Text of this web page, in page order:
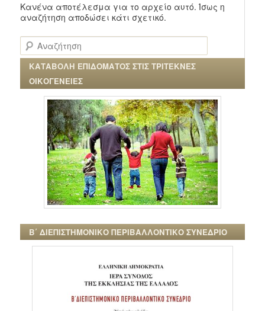
Κανένα αποτέλεσμα για το αρχείο αυτό. Ίσως η
αναζήτηση αποδώσει κάτι σχετικό.
Αναζήτηση
ΚΑΤΑΒΟΛΗ ΕΠΙΔΟΜΑΤΟΣ ΣΤΙΣ ΤΡΙΤΕΚΝΕΣ
ΟΙΚΟΓΕΝΕΙΕΣ
Β΄ ΔΙΕΠΙΣΤΗΜΟΝΙΚΟ ΠΕΡΙΒΑΛΛΟΝΤΙΚΟ ΣΥΝΕΔΡΙΟ